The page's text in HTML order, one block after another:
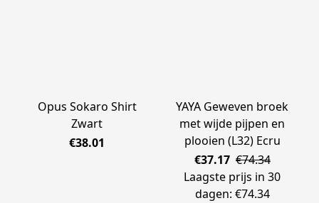
Opus Sokaro Shirt
Zwart
€38.01
YAYA Geweven broek
met wijde pijpen en
plooien (L32) Ecru
€37.17 €74.34
Laagste prijs in 30
dagen: €74.34